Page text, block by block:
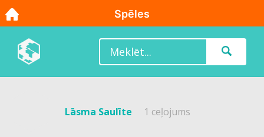
Lāsma Saulīte 1 ceļojums